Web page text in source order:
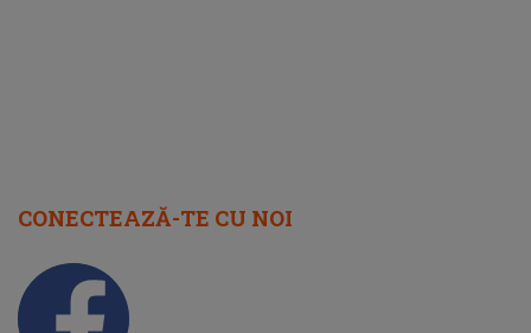
CONECTEAZĂ-TE CU NOI